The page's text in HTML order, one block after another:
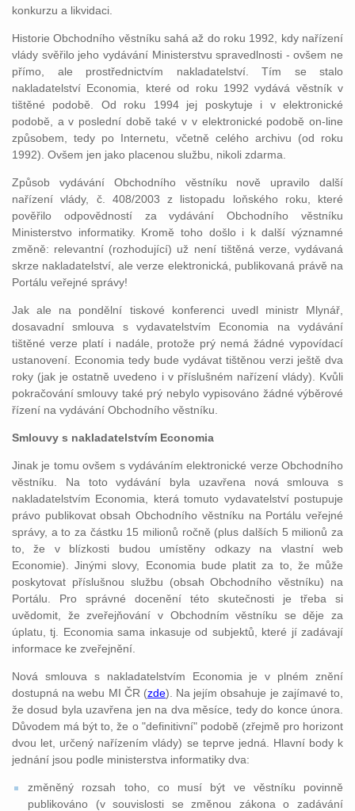
konkurzu a likvidaci.
Historie Obchodního věstníku sahá až do roku 1992, kdy nařízení
vlády svěřilo jeho vydávání Ministerstvu spravedlnosti - ovšem ne
přímo, ale prostřednictvím nakladatelství. Tím se stalo
nakladatelství Economia, které od roku 1992 vydává věstník v
tištěné podobě. Od roku 1994 jej poskytuje i v elektronické
podobě, a v poslední době také v v elektronické podobě on-line
způsobem, tedy po Internetu, včetně celého archivu (od roku
1992). Ovšem jen jako placenou službu, nikoli zdarma.
Způsob vydávání Obchodního věstníku nově upravilo další
nařízení vlády, č. 408/2003 z listopadu loňského roku, které
pověřilo odpovědností za vydávání Obchodního věstníku
Ministerstvo informatiky. Kromě toho došlo i k další významné
změně: relevantní (rozhodující) už není tištěná verze, vydávaná
skrze nakladatelství, ale verze elektronická, publikovaná právě na
Portálu veřejné správy!
Jak ale na pondělní tiskové konferenci uvedl ministr Mlynář,
dosavadní smlouva s vydavatelstvím Economia na vydávání
tištěné verze platí i nadále, protože prý nemá žádné vypovídací
ustanovení. Economia tedy bude vydávat tištěnou verzi ještě dva
roky (jak je ostatně uvedeno i v příslušném nařízení vlády). Kvůli
pokračování smlouvy také prý nebylo vypisováno žádné výběrové
řízení na vydávání Obchodního věstníku.
Smlouvy s nakladatelstvím Economia
Jinak je tomu ovšem s vydáváním elektronické verze Obchodního
věstníku. Na toto vydávání byla uzavřena nová smlouva s
nakladatelstvím Economia, která tomuto vydavatelství postupuje
právo publikovat obsah Obchodního věstníku na Portálu veřejné
správy, a to za částku 15 milionů ročně (plus dalších 5 milionů za
to, že v blízkosti budou umístěny odkazy na vlastní web
Economie). Jinými slovy, Economia bude platit za to, že může
poskytovat příslušnou službu (obsah Obchodního věstníku) na
Portálu. Pro správné docenění této skutečnosti je třeba si
uvědomit, že zveřejňování v Obchodním věstníku se děje za
úplatu, tj. Economia sama inkasuje od subjektů, které jí zadávají
informace ke zveřejnění.
Nová smlouva s nakladatelstvím Economia je v plném znění
dostupná na webu MI ČR (zde). Na jejím obsahuje je zajímavé to,
že dosud byla uzavřena jen na dva měsíce, tedy do konce února.
Důvodem má být to, že o "definitivní" podobě (zřejmě pro horizont
dvou let, určený nařízením vlády) se teprve jedná. Hlavní body k
jednání jsou podle ministerstva informatiky dva:
změněný rozsah toho, co musí být ve věstníku povinně
publikováno (v souvislosti se změnou zákona o zadávání